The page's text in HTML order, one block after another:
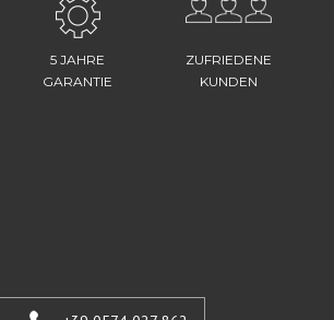
5 JAHRE
GARANTIE
ZUFRIEDENE
KUNDEN